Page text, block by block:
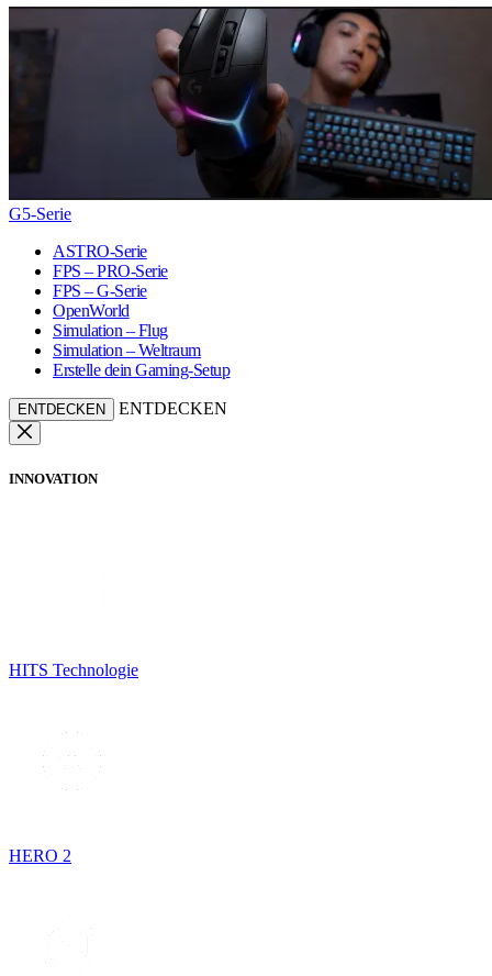
G5-Serie
ASTRO-Serie
FPS – PRO-Serie
FPS – G-Serie
OpenWorld
Simulation – Flug
Simulation – Weltraum
Erstelle dein Gaming-Setup
ENTDECKEN ENTDECKEN
INNOVATION
HITS Technologie
HERO 2